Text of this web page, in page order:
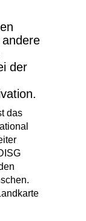
der
das